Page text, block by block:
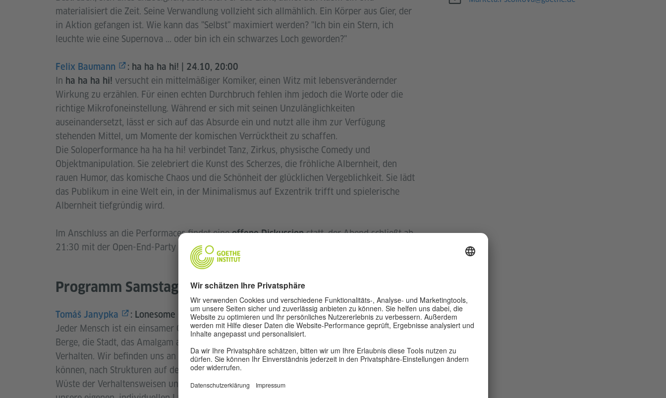
materialisiert die Zeit. Seine Verwandlung vollzieht sich allmählich. Ein Körper aus Gier, der
in Aktion gefangen ist. Wie kann das "Selbst" maximiert werden? "Ich bin ein Stern, ich
leuchte wie eine Supernova ... oder bin ich ein schwarzes Loch geworden?"
Felix Baumann : ha ha ha hi! | 24.10, 20:00
In ha ha ha hi! versucht ein mittelmäßiger Komiker, einen Witz mit lebensverändernder
Wirkung zu erzählen. Für einen echten Durchbruch fehlen ihm jedoch die Worte oder die
richtige Mikrofoneinstellung. Während er sich mit seinen Unzulänglichkeiten
auseinandersetzt, lässt er sich auf das Absurde ein und nutzt alle ihm zur Verfügung
stehenden Mittel, um Momente der komischen Verrücktheit zu schaffen.
Die Soloperformance ha ha ha hi! verbindet Tanz, Zirkus, physische Comedy und
Objektmanipulation. Sie zelebriert die Kunst des Scherzes, die fröhliche Albernheit, den
rauen Humor, das komische Chaos und die Schönheit der glücklichen Vergeblichkeit. Sie lädt
das Publikum in eine Welt ein, in der Minimalismus auf Exzentrik trifft und spielerische
Albernheit tiefgründig wird.
Im Anschluss an die Performaces findet eineoffene Diskussionstatt, der Abend schließt ab
21:30 mit der Open-End-Party
5 year celebration of Alica Minar & col. with DJ dējāvi
Programm Samstag, 25.10.2025
Tomáš Janypka : Lonesome Cowboy | 25.10, 19:00
Jeder Mensch ist ein einsamer Cowboy. Geprägt von der Landschaft, die ihn umgibt: die
Berge, die Stadt, das Amalgam aus Ideen, Bildern, Idealen, Ikonen und menschlichem
Verhalten. Wir befinden uns an der Schwelle zu einer verstreuten Zeit, in der wir aufhören
können, nach Strukturen auf der Landkarte, in den Fußstapfen des Heldentums und in der
Wüste der Verhaltensweisen und Erinnerungen aus der Vergangenheit zu suchen. Wir können